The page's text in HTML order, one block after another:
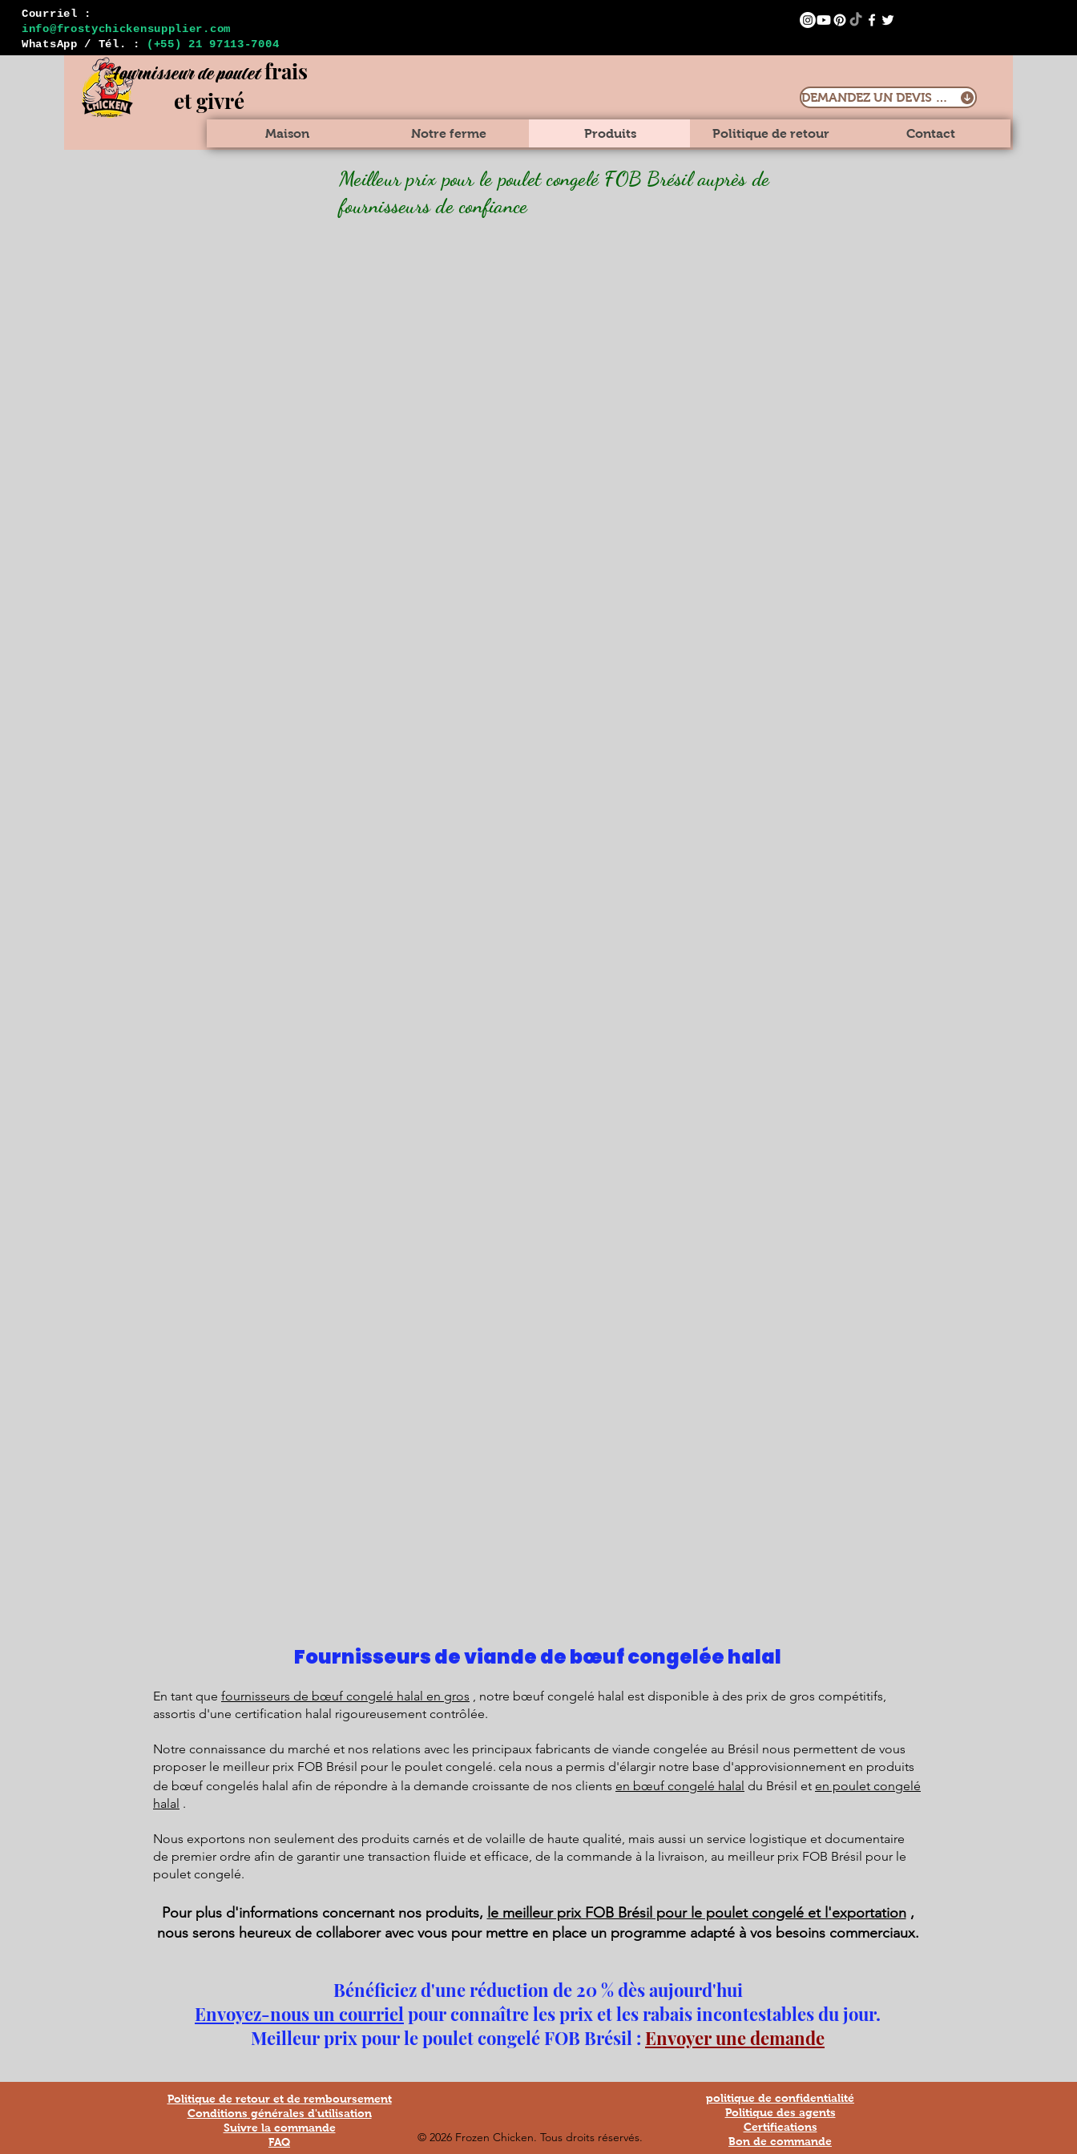
Courriel :
info@frostychickensupplier.com
WhatsApp / Tél. :
(+55) 21 97113-7004
Fournisseur de pouletfrais
et givré
DEMANDEZ UN DEVIS DÈS MAINTENANT
Maison Notre ferme Produits Politique de retour Contact
Meilleur prix pour le poulet congelé FOB Brésil auprès de
fournisseurs de confiance
Fournisseurs de viande de bœuf congelée halal
En tant que fournisseurs de bœuf congelé halal en gros , notre bœuf congelé halal est disponible à des prix de gros compétitifs,
assortis d'une certification halal rigoureusement contrôlée.
Notre connaissance du marché et nos relations avec les principaux fabricants de viande congelée au Brésil nous permettent de vous
proposer le meilleur prix FOB Brésil pour le poulet congelé. cela nous a permis d'élargir notre base d'approvisionnement en produits
de bœuf congelés halal afin de répondre à la demande croissante de nos clients en bœuf congelé halal du Brésil et en poulet congelé
halal .
Nous exportons non seulement des produits carnés et de volaille de haute qualité, mais aussi un service logistique et documentaire
de premier ordre afin de garantir une transaction fluide et efficace, de la commande à la livraison, au meilleur prix FOB Brésil pour le
poulet congelé.
Pour plus d'informations concernant nos produits, le meilleur prix FOB Brésil pour le poulet congelé et l'exportation,
nous serons heureux de collaborer avec vous pour mettre en place un programme adapté à vos besoins commerciaux.
Bénéficiez d'une réduction de 20 % dès aujourd'hui
Envoyez-nous un courrielpour connaître les prix et les rabais incontestables du jour.
Meilleur prix pour le poulet congelé FOB Brésil : Envoyer une demande
© 2026 Frozen Chicken. Tous droits réservés.
Politique de retour et de remboursement
Conditions générales d'utilisation
Suivre la commande
FAQ
politique de confidentialité
Politique des agents
Certifications
Bon de commande